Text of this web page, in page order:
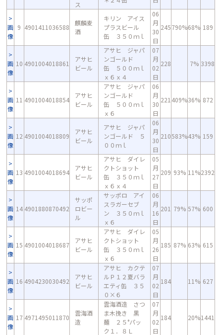
ス
画
像
9 4901411036588
麒麟麦
酒
キリン アイス
プラスビール
缶 ３５０ｍｌ
06
月
30
日
245790%68% 189
画
像
10 4901004018861
アサヒ
ビール
アサヒ ジャパ
ンゴールド
缶 ５００ｍｌ
ｘ６ｘ４
07
月
02
日
228 7% 3398
画
像
11 4901004018854
アサヒ
ビール
アサヒ ジャパ
ンゴールド
缶 ５００ｍｌ
ｘ６
06
月
30
日
221 409%36% 872
画
像
12 4901004018809
アサヒ
ビール
アサヒ ジャパ
ンゴールド ５
００ｍｌ
06
月
30
日
210583%43% 159
画
像
13 4901004018694
アサヒ
ビール
アサヒ ダイレ
クトショット
缶 ３５０ｍｌ
ｘ６ｘ４
05
月
27
日
209 93% 11%2392
画
像
14 4901880870492
サッポ
ロビー
ル
サッポロ アイ
スラガーセブ
ン ３５０ｍｌ
ｘ６
06
月
16
日
201 79% 57% 600
画
像
15 4901004018687
アサヒ
ビール
アサヒ ダイレ
クトショット
缶 ３５０ｍｌ
ｘ６
05
月
26
日
185 87% 63% 615
画
像
16 4904230030492
アサヒ
ビール
アサヒ カクテ
ルＰ１２夏バラ
エティ缶 ３５
０×６
07
月
02
日
184 11% 627
画
像
17 4971495011870
雲海酒
造
雲海酒造 さつ
ま木挽き 黒
麺 ２５°パッ
ク１．８Ｌ
07
月
02
日
184 20%1441